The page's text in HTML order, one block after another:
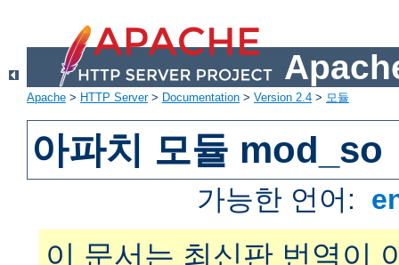
Apache > HTTP Server> Documentation > Version 2.4 > 모듈
아파치 모듈 mod_so
가능한 언어:
이 문서는 최신판 번역이